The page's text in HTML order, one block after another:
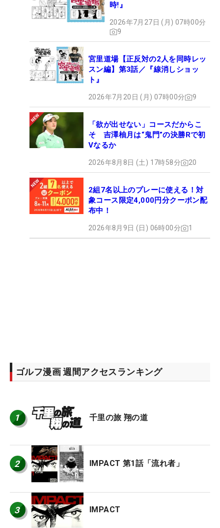
時!』
2026年7月27日 (月) 07時00分
9
宮里道場【正反対の2人を同時レッ
スン編】第3話／『線消しショッ
ト』
2026年7月20日 (月) 07時00分 9
「欲が出せない」コースだからこ
そ 吉澤柚月は“鬼門”の決勝Rで初
Vなるか
2026年8月8日 (土) 17時58分 20
2組7名以上のプレーに使える！対
象コース限定4,000円分クーポン配
布中！
2026年8月9日 (日) 06時00分 1
ゴルフ漫画 週間アクセスランキング
1 千里の旅 翔の道
2 IMPACT 第1話「流れ者」
3 IMPACT